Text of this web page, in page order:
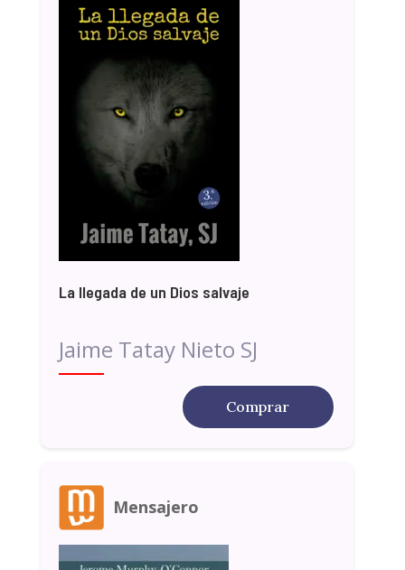
La llegada de un Dios salvaje
Jaime Tatay Nieto SJ
Comprar
Mensajero